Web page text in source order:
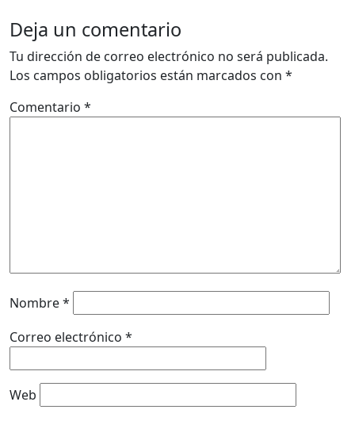
Deja un comentario
Tu dirección de correo electrónico no será publicada.
Los campos obligatorios están marcados con *
Comentario *
Nombre*
Correo electrónico *
Web